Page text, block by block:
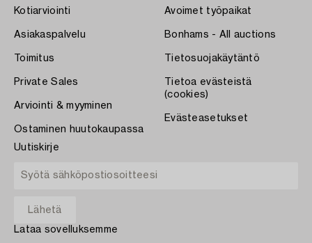
Kotiarviointi
Asiakaspalvelu
Toimitus
Private Sales
Arviointi & myyminen
Ostaminen huutokaupassa
Avoimet työpaikat
Bonhams - All auctions
Tietosuojakäytäntö
Tietoa evästeistä
(cookies)
Evästeasetukset
Uutiskirje
Lataa sovelluksemme